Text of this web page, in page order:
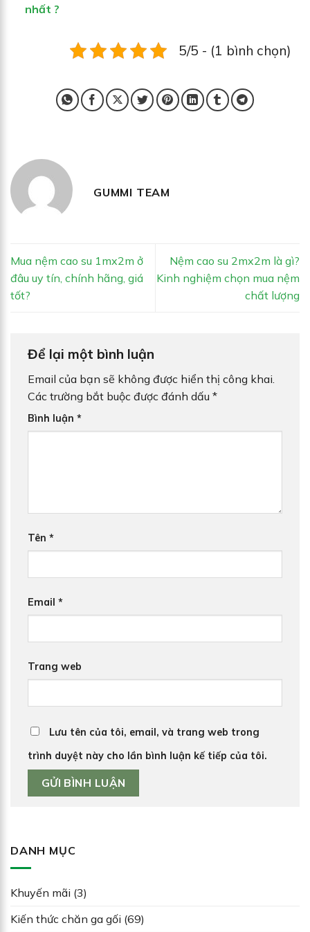
nhất ?
5/5 - (1 bình chọn)
GUMMI TEAM
Mua nệm cao su 1mx2m ở
đâu uy tín, chính hãng, giá
tốt?
Nệm cao su 2mx2m là gì?
Kinh nghiệm chọn mua nệm
chất lượng
Để lại một bình luận
Email của bạn sẽ không được hiển thị công khai.
Các trường bắt buộc được đánh dấu *
Bình luận *
Tên *
Email *
Trang web
Lưu tên của tôi, email, và trang web trong
trình duyệt này cho lần bình luận kế tiếp của tôi.
DANH MỤC
Khuyến mãi (3)
Kiến thức chăn ga gối (69)